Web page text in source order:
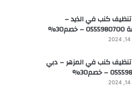
كنب في الذيد –
كنب في المزهر – دبي
– خصم30%